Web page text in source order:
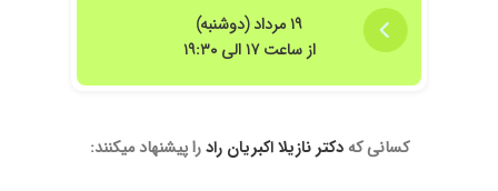
درد نداشتم.
۱۹ مرداد (دوشنبه)
از ساعت ۱۷ الی ۱۹:۳۰
کسانی کهدکتر نازیلا اکبریان رادرا پیشنهاد میکنند: